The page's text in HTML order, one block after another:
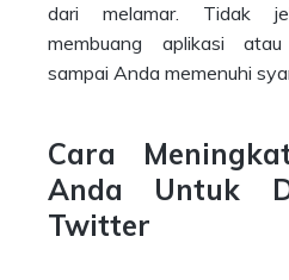
dari melamar. Tidak
membuang aplikasi
sampai Anda memenuhi
Cara
Anda Untuk
Twitter